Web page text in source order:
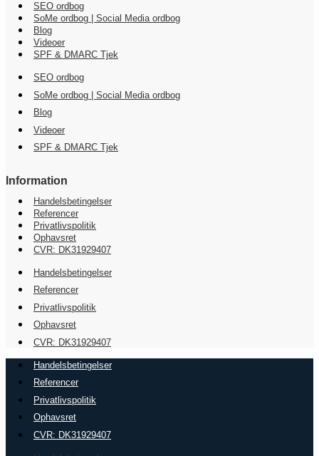
SEO ordbog
SoMe ordbog | Social Media ordbog
Blog
Videoer
SPF & DMARC Tjek
SEO ordbog
SoMe ordbog | Social Media ordbog
Blog
Videoer
SPF & DMARC Tjek
Information
Handelsbetingelser
Referencer
Privatlivspolitik
Ophavsret
CVR: DK31929407
Handelsbetingelser
Referencer
Privatlivspolitik
Ophavsret
CVR: DK31929407
Handelsbetingelser
Referencer
Privatlivspolitik
Ophavsret
CVR: DK31929407